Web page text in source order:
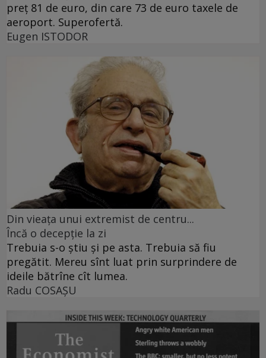
preţ 81 de euro, din care 73 de euro taxele de
aeroport. Superofertă.
Eugen ISTODOR
Din vieaţa unui extremist de centru...
Încă o decepţie la zi
Trebuia s-o ştiu şi pe asta. Trebuia să fiu
pregătit. Mereu sînt luat prin surprindere de
ideile bătrîne cît lumea.
Radu COSAŞU